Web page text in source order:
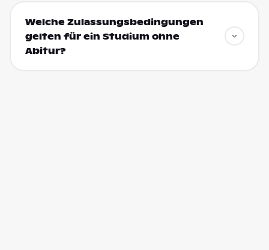
Welche Zulassungsbedingungen
gelten für ein Studium ohne
Abitur?